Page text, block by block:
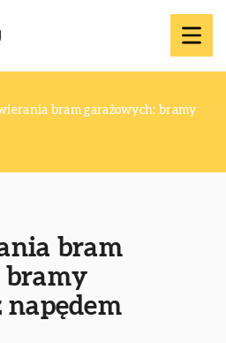
bram garażowych: bramy
bram
bramy